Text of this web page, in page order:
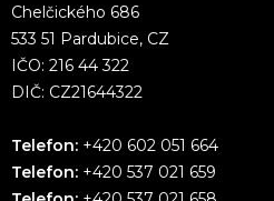
Chelčického 686
533 51 Pardubice, CZ
IČO: 216 44 322
DIČ: CZ21644322
Telefon: +420 602 051 664
Telefon: +420 537 021 659